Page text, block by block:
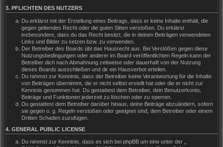
3. PFLICHTEN DES NUTZERS
Du erklärst mit der Erstellung eines Beitrags, dass er keine Inhalte enthält, die
gegen geltendes Recht oder die guten Sitten verstoßen. Du erklärst
insbesondere, dass du das Recht besitzt, die in deinen Beiträgen verwendeten
Links und Bilder zu setzen bzw. zu verwenden.
Der Betreiber des Boards übt das Hausrecht aus. Bei Verstößen gegen diese
Nutzungsbedingungen oder anderer im Board veröffentlichten Regeln kann der
Betreiber dich nach Abmahnung zeitweise oder dauerhaft von der Nutzung
dieses Boards ausschließen und dir ein Hausverbot erteilen.
Du nimmst zur Kenntnis, dass der Betreiber keine Verantwortung für die Inhalte
von Beiträgen übernimmt, die er nicht selbst erstellt hat oder die er nicht zur
Kenntnis genommen hat. Du gestattest dem Betreiber, dein Benutzerkonto,
Beiträge und Funktionen jederzeit zu löschen oder zu sperren.
Du gestattest dem Betreiber darüber hinaus, deine Beiträge abzuändern, sofern
sie gegen o. g. Regeln verstoßen oder geeignet sind, dem Betreiber oder einem
Dritten Schaden zuzufügen.
4. GENERAL PUBLIC LICENSE
Du nimmst zur Kenntnis, dass es sich bei phpBB um eine unter der „